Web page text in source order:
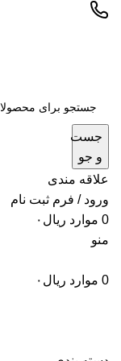
جست
و جو
علاقه مندی
ورود / فرم ثبت نام
0 موارد ریال ۰
منو
0 موارد ریال ۰